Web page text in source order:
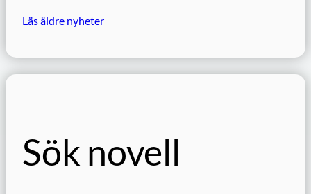
Läs äldre nyheter
Sök novell